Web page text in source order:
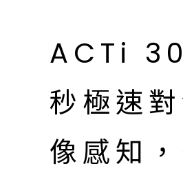
ACTi
秒極速
像感知